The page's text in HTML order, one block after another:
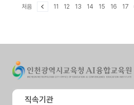
처음 11 12 13 14 15 16 17
직속기관